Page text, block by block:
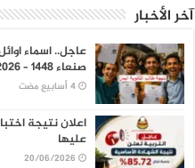
آخر الأخبار
عاجل.. اسماء
صنعاء 1448 – 2026
اعلان نتيجة
عليها
20/06/2026